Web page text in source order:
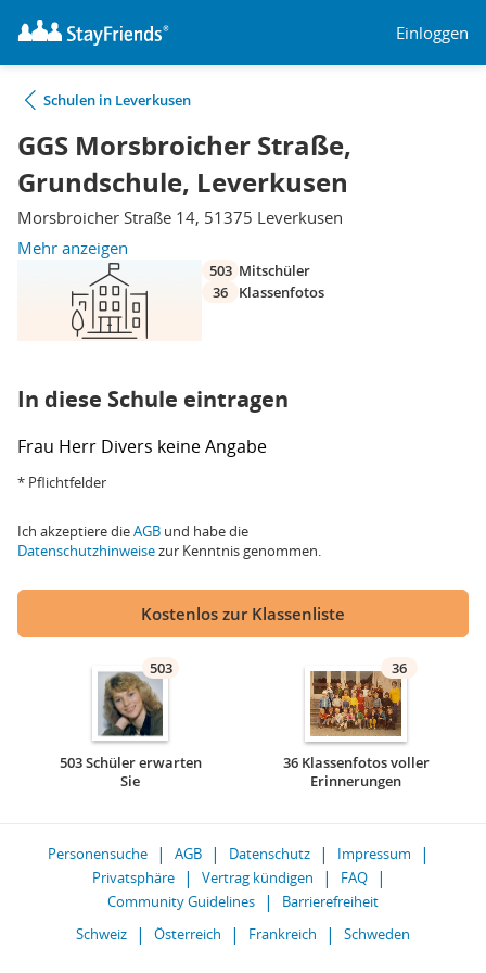
Einloggen
Schulen in Leverkusen
GGS Morsbroicher Straße,
Grundschule, Leverkusen
Morsbroicher Straße 14, 51375 Leverkusen
Mehr anzeigen
503 Mitschüler
36
Klassenfotos
In diese Schule eintragen
Frau Herr Divers keine Angabe
* Pflichtfelder
Ich akzeptiere dieAGB und habe die
Datenschutzhinweisezur Kenntnis genommen.
Kostenlos zur Klassenliste
503
503 Schüler erwarten
Sie
36
36 Klassenfotos voller
Erinnerungen
Personensuche AGB Datenschutz
Impressum
Privatsphäre
Vertrag kündigen
FAQ
Community Guidelines
Barrierefreiheit
Schweiz
Österreich Frankreich Schweden